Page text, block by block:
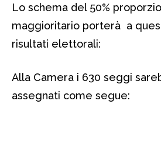
Lo schema del 50%
maggioritario porterà a
risultati elettorali:
Alla Camera i 630 seggi
assegnati come segue: